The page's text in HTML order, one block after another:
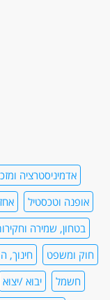
אדמיניסטרציה
אופנה וטכסטיל
בטחון, שמירה
חוק ומשפט
חינוך,
חשמל
יבוא /יצוא